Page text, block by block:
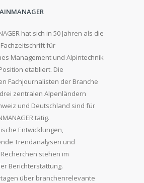
hat sich in 50 Jahren als die
für
Management und Alpintechnik
etabliert. Die
Fachjournalisten der Branche
zentralen Alpenländern
und Deutschland sind für
tätig.
Entwicklungen,
Trendanalysen und
stehen im
Berichterstattung.
über branchenrelevante